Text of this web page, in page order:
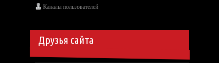
Каналы пользователей
Друзья сайта